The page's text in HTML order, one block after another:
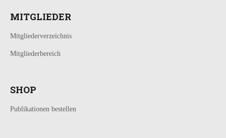
MITGLIEDER
Mitgliederverzeichnis
Mitgliederbereich
SHOP
Publikationen bestellen